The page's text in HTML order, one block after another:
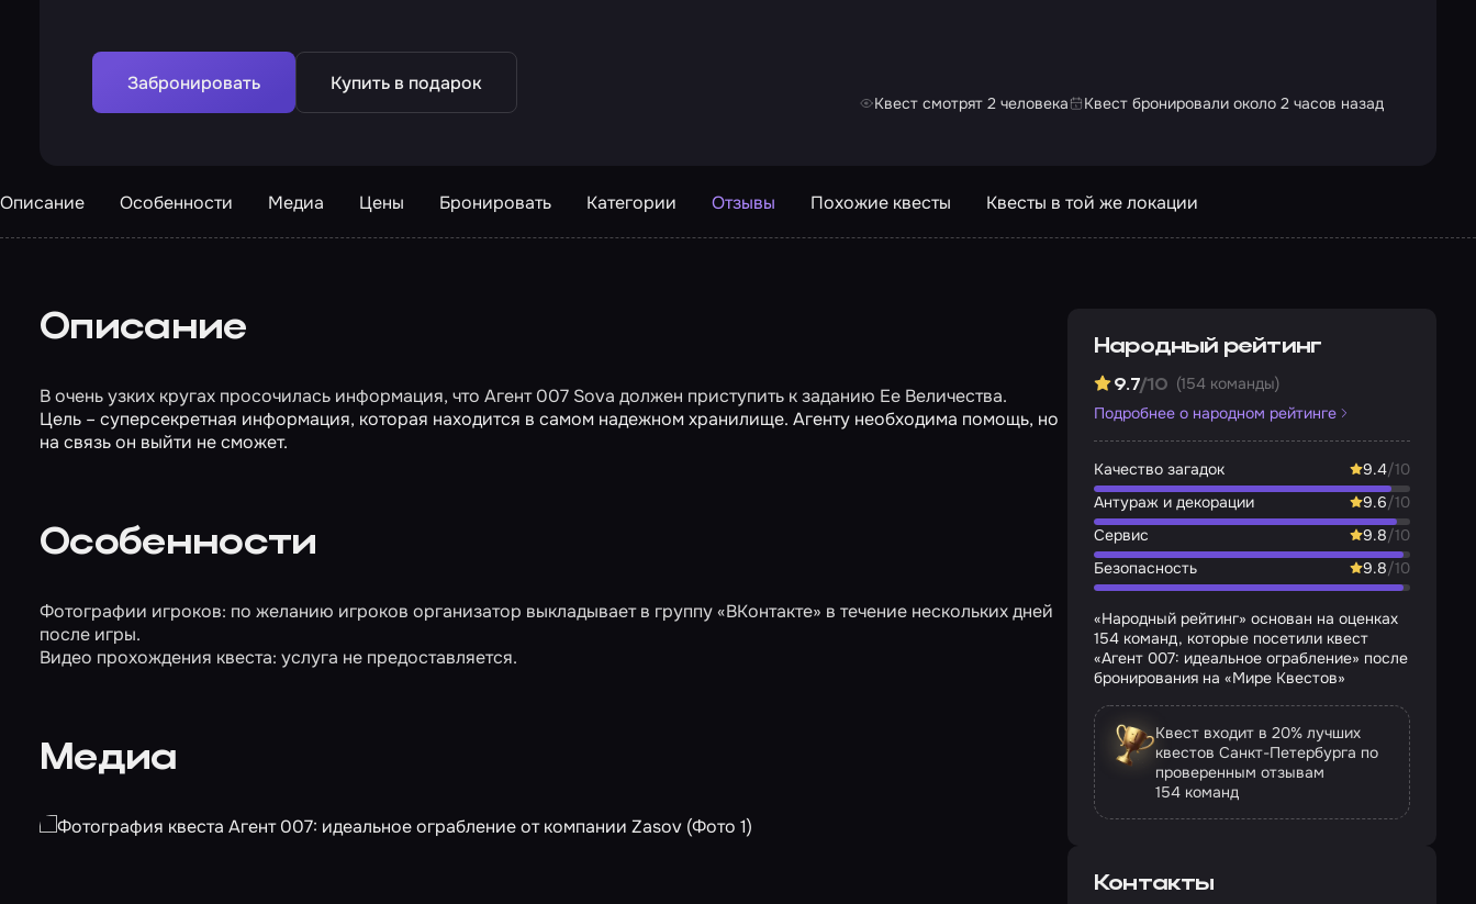
Забронировать Купить в подарок
Квест смотрят 2 человека Квест бронировали около 2 часов назад
Описание Особенности Медиа Цены Бронировать Категории Отзывы Похожие квесты Квесты в той же локации
Описание
В очень узких кругах просочилась информация, что Агент 007 Sova должен приступить к заданию Ее Величества.
Цель – суперсекретная информация, которая находится в самом надежном хранилище. Агенту необходима помощь, но
на связь он выйти не сможет.
Особенности
Фотографии игроков: по желанию игроков организатор выкладывает в группу «ВКонтакте» в течение нескольких дней
после игры.
Видео прохождения квеста: услуга не предоставляется.
Медиа
Народный рейтинг
9.7/10 (154 команды)
Подробнее о народном рейтинге
Качество загадок 9.4/10
Антураж и декорации
9.6/10
Сервис
9.8/10
Безопасность
9.8/10
«Народный рейтинг» основан на оценках
154 команд, которые посетили квест
«Агент 007: идеальное ограбление» после
бронирования на «Мире Квестов»
Квест входит в 20% лучших
квестов Санкт-Петербурга по
проверенным отзывам
154 команд
Контакты